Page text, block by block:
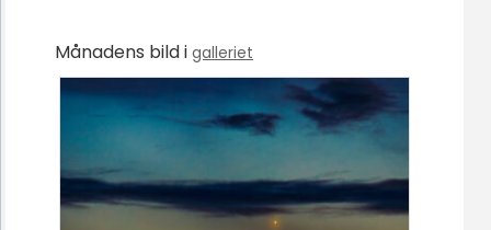
Månadens bild i galleriet